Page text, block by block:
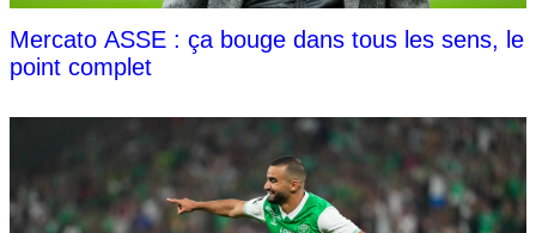
Mercato ASSE : ça bouge dans tous les sens, le
point complet